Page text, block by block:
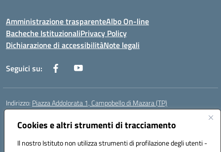
Cookies e altri strumenti di tracciamento
Il nostro Istituto non utilizza strumenti di profilazione degli utenti -
Amministrazione trasparenteAlbo On-line
Bacheche IstituzionaliPrivacy Policy
Dichiarazione di accessibilitàNote legali
Seguici su:
Indirizzo: Piazza Addolorata 1, Campobello di Mazara (TP)
Centralino:
Posta elettronica certificata (PEC):tpic81800e@pec.istruzione.it
Codice fiscale: 81000910810